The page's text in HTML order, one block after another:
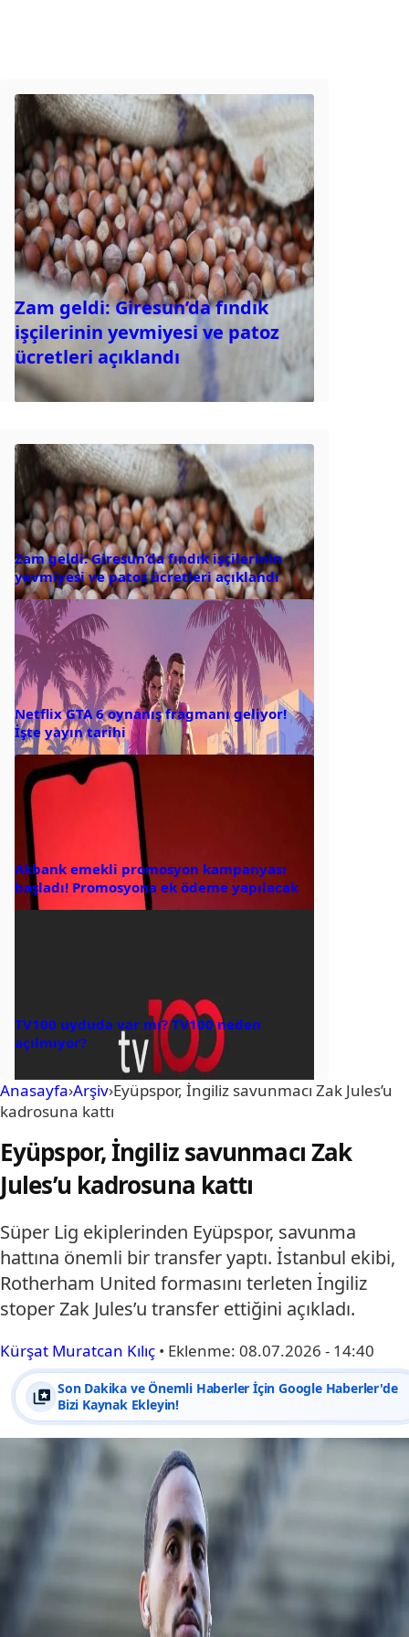
Zam geldi: Giresun’da fındık
işçilerinin yevmiyesi ve patoz
ücretleri açıklandı
Zam geldi: Giresun’da fındık işçilerinin
yevmiyesi ve patoz ücretleri açıklandı
Netflix GTA 6 oynanış fragmanı geliyor!
İşte yayın tarihi
Akbank emekli promosyon kampanyası
başladı! Promosyona ek ödeme yapılacak
TV100 uyduda var mı? TV100 neden
açılmıyor?
Anasayfa›Arşiv›Eyüpspor, İngiliz savunmacı Zak Jules’u
kadrosuna kattı
Eyüpspor, İngiliz savunmacı Zak
Jules’u kadrosuna kattı
Süper Lig ekiplerinden Eyüpspor, savunma
hattına önemli bir transfer yaptı. İstanbul ekibi,
Rotherham United formasını terleten İngiliz
stoper Zak Jules’u transfer ettiğini açıkladı.
Kürşat Muratcan Kılıç • Eklenme: 08.07.2026 - 14:40
Son Dakika ve Önemli Haberler İçin Google Haberler'de
Bizi Kaynak Ekleyin!